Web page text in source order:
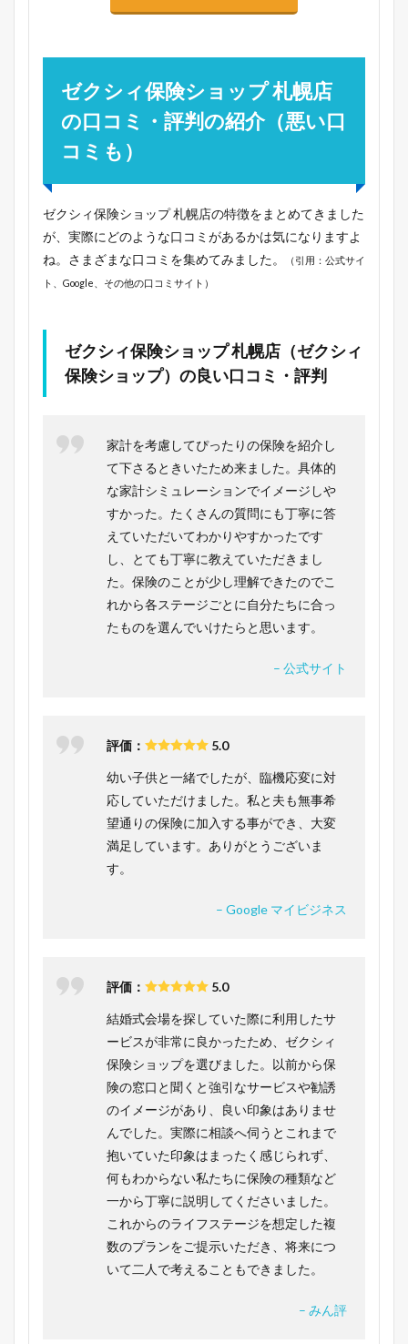
ゼクシィ保険ショップ 札幌店
の口コミ・評判の紹介（悪い口
コミも）
ゼクシィ保険ショップ 札幌店の特徴をまとめてきました
が、実際にどのような口コミがあるかは気になりますよ
ね。さまざまな口コミを集めてみました。
（引用：公式サイ
ト、Google、その他の口コミサイト）
ゼクシィ保険ショップ 札幌店（ゼクシィ
保険ショップ）の良い口コミ・評判
家計を考慮してぴったりの保険を紹介し
て下さるときいたため来ました。具体的
な家計シミュレーションでイメージしや
すかった。たくさんの質問にも丁寧に答
えていただいてわかりやすかったです
し、とても丁寧に教えていただきまし
た。保険のことが少し理解できたのでこ
れから各ステージごとに自分たちに合っ
たものを選んでいけたらと思います。
– 公式サイト
評価： 5.0
幼い子供と一緒でしたが、臨機応変に対
応していただけました。私と夫も無事希
望通りの保険に加入する事ができ、大変
満足しています。ありがとうございま
す。
– Google マイビジネス
評価： 5.0
結婚式会場を探していた際に利用したサ
ービスが非常に良かったため、ゼクシィ
保険ショップを選びました。以前から保
険の窓口と聞くと強引なサービスや勧誘
のイメージがあり、良い印象はありませ
んでした。実際に相談へ伺うとこれまで
抱いていた印象はまったく感じられず、
何もわからない私たちに保険の種類など
一から丁寧に説明してくださいました。
これからのライフステージを想定した複
数のプランをご提示いただき、将来につ
いて二人で考えることもできました。
– みん評